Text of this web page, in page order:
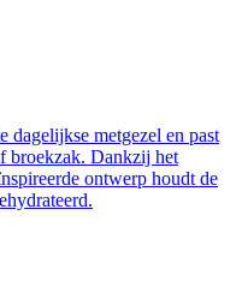
metgezel en past
broekzak. Dankzij het
ontwerp houdt de